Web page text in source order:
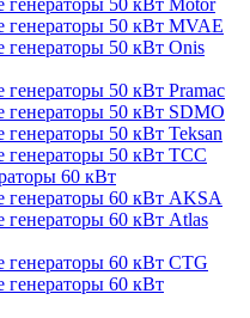
генераторы 50 кВт Motor
генераторы 50 кВт MVAE
генераторы 50 кВт Onis
генераторы 50 кВт Pramac
генераторы 50 кВт SDMO
генераторы 50 кВт Teksan
генераторы 50 кВт ТСС
60 кВт
генераторы 60 кВт AKSA
генераторы 60 кВт Atlas
генераторы 60 кВт CTG
генераторы 60 кВт